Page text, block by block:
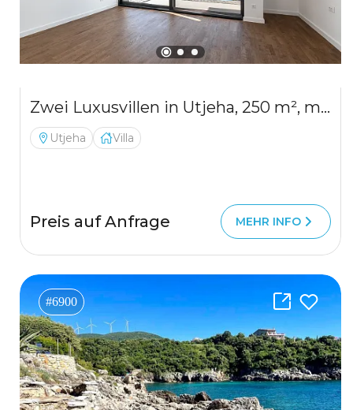
Zwei Luxusvillen in Utjeha, 250 m², mit Garage
Utjeha Villa
Preis auf Anfrage MEHR INFO
#6900